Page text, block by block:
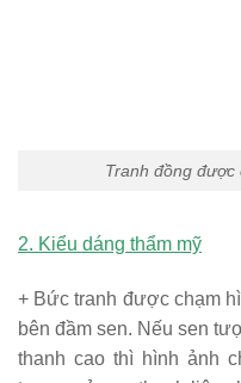
Tranh đồng được
2. Kiểu dáng thẩm mỹ
+ Bức tranh được chạm
bên đầm sen. Nếu sen
thanh cao thì hình ảnh